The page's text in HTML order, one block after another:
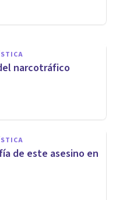
narcotráfico
de este asesino en